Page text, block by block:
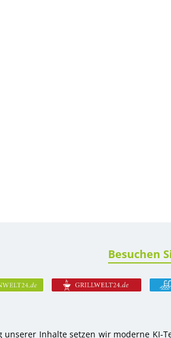
Besuchen
Inhalte setzen wir moderne KI-